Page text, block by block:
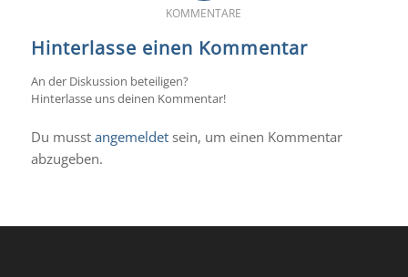
KOMMENTARE
Hinterlasse einen Kommentar
An der Diskussion beteiligen?
Hinterlasse uns deinen Kommentar!
Du musst angemeldetsein, um einen Kommentar
abzugeben.